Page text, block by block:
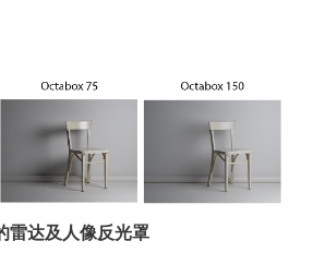
雷达及人像反光罩